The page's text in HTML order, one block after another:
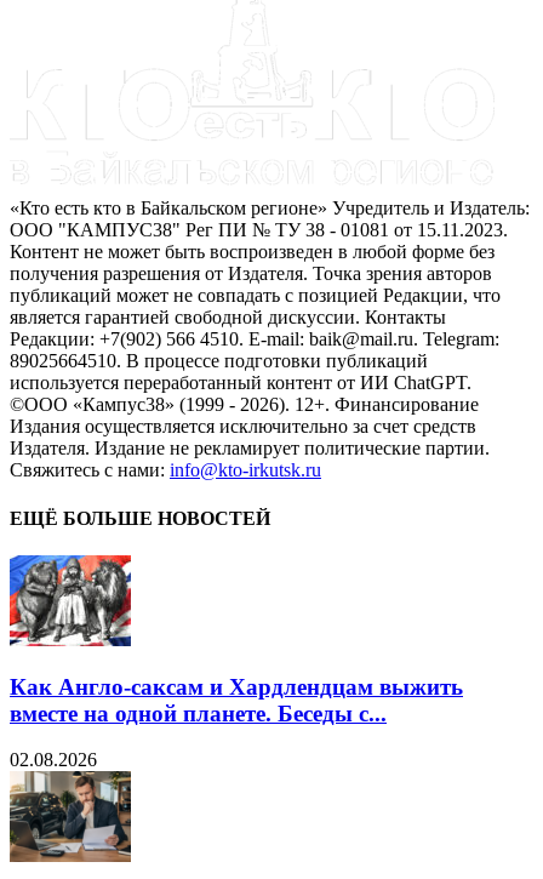
«Кто есть кто в Байкальском регионе» Учредитель и Издатель:
ООО "КАМПУС38" Рег ПИ № ТУ 38 - 01081 от 15.11.2023.
Контент не может быть воспроизведен в любой форме без
получения разрешения от Издателя. Точка зрения авторов
публикаций может не совпадать с позицией Редакции, что
является гарантией свободной дискуссии. Контакты
Редакции: +7(902) 566 4510. E-mail: baik@mail.ru. Telegram:
89025664510. В процессе подготовки публикаций
используется переработанный контент от ИИ ChatGPT.
©ООО «Кампус38» (1999 - 2026). 12+. Финансирование
Издания осуществляется исключительно за счет средств
Издателя. Издание не рекламирует политические партии.
Свяжитесь с нами: info@kto-irkutsk.ru
ЕЩЁ БОЛЬШЕ НОВОСТЕЙ
Как Англо-саксам и Хардлендцам выжить
вместе на одной планете. Беседы с...
02.08.2026